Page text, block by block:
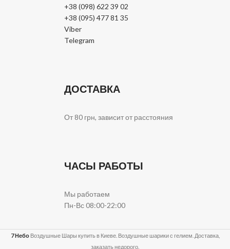
+38 (098) 622 39 02
+38 (095) 477 81 35
Viber
Telegram
ДОСТАВКА
От 80 грн, зависит от расстояния
ЧАСЫ РАБОТЫ
Мы работаем
Пн-Вс 08:00-22:00
7 Небо Воздушные Шары купить в Киеве. Воздушные шарики с гелием. Доставка,
заказать недорого.